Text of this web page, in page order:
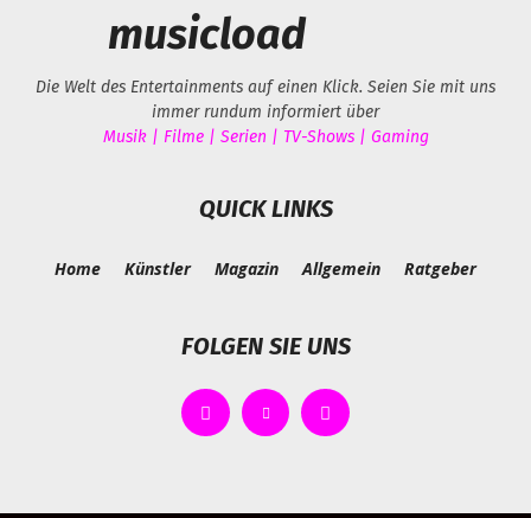
musicload
Die Welt des Entertainments auf einen Klick. Seien Sie mit uns
immer rundum informiert über
Musik | Filme | Serien | TV-Shows | Gaming
QUICK LINKS
Home Künstler Magazin Allgemein Ratgeber
FOLGEN SIE UNS